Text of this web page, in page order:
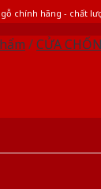
chính hãng - chất
/CỬA